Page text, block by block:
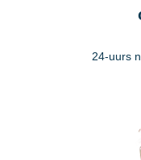
24-uurs